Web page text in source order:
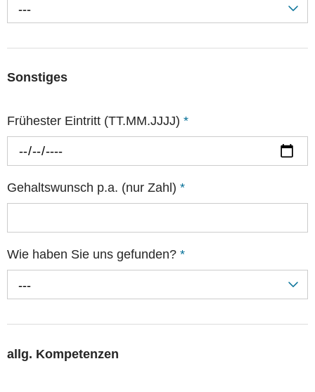
---
Sonstiges
Frühester Eintritt (TT.MM.JJJJ) *
Gehaltswunsch p.a. (nur Zahl) *
Wie haben Sie uns gefunden? *
---
allg. Kompetenzen